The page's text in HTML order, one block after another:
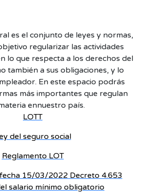
es el conjunto de leyes y normas,
regularizar las actividades
lo que respecta a los derechos del
también a sus obligaciones, y lo
En este espacio podrás
más importantes que regulan
LOTT
del seguro social
Reglamento LOT
fecha 15/03/2022 Decreto 4.653
salario mínimo obligatorio